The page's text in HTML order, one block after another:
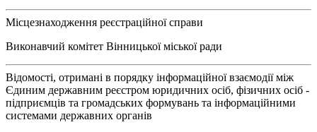
Місцезнаходження реєстраційної справи
Виконавчий комітет Вінницької міської ради
Відомості, отримані в порядку інформаційної взаємодії між
Єдиним державним реєстром юридичних осіб, фізичних осіб -
підприємців та громадських формувань та інформаційними
системами державних органів